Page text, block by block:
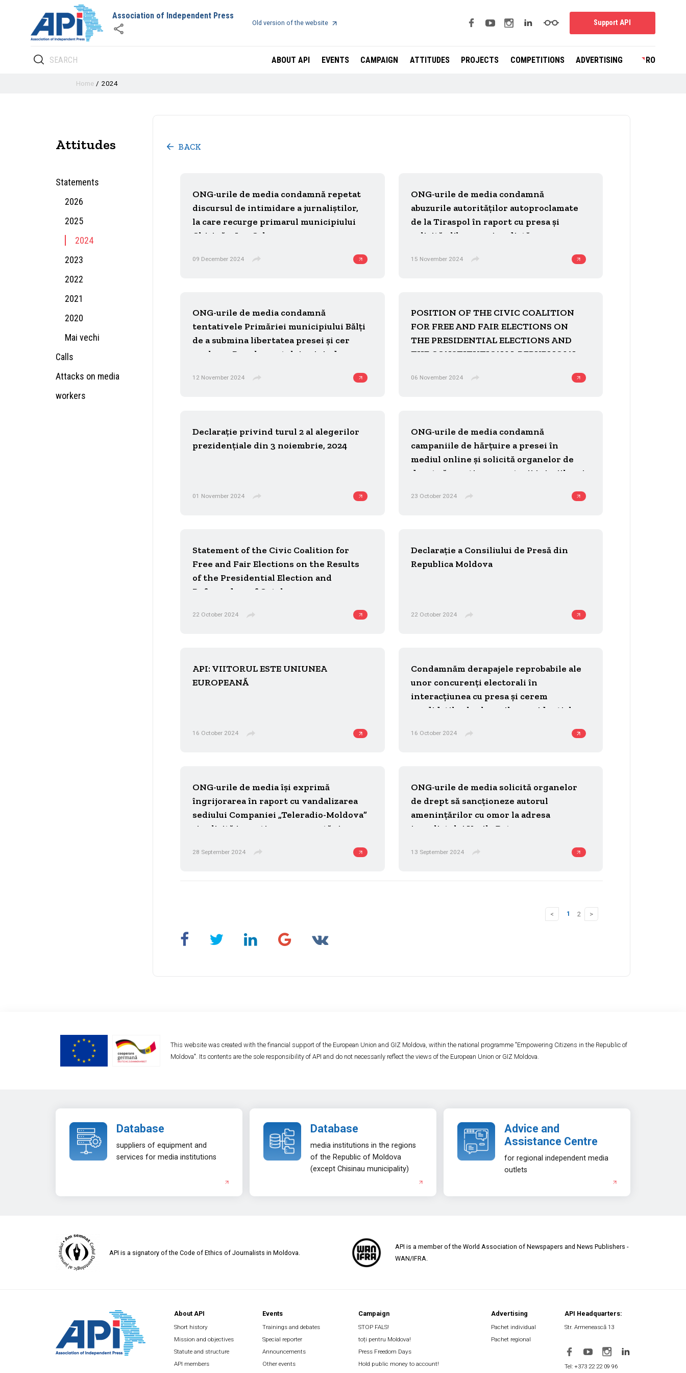
Association of Independent Press
Old version of the website Support API
ABOUT API EVENTS CAMPAIGN ATTITUDES PROJECTS COMPETITIONS ADVERTISING RO
Home 2024
Attitudes
Statements
2026
2025
2024
2023
2022
2021
2020
Mai vechi
Calls
Attacks on media
workers
BACK
ONG-urile de media condamnă repetat
discursul de intimidare a jurnaliștilor,
la care recurge primarul municipiului
Chișinău, Ion Ceban
09 December 2024
ONG-urile de media condamnă
abuzurile autorităților autoproclamate
de la Tiraspol în raport cu presa și
solicită eliberarea imediată a
Studio-L
15 November 2024
ONG-urile de media condamnă
tentativele Primăriei municipiului Bălți
de a submina libertatea presei și cer
anularea Regulamentului privind
reprezentanților mass-media
12 November 2024
POSITION OF THE CIVIC COALITION
FOR FREE AND FAIR ELECTIONS ON
THE PRESIDENTIAL ELECTIONS AND
THE CONSTITUTIONAL REPUBLICAN
06 November 2024
Declarație privind turul 2 al alegerilor
prezidențiale din 3 noiembrie, 2024
01 November 2024
ONG-urile de media condamnă
campaniile de hărțuire a presei în
mediul online și solicită organelor de
drept să sancționeze autorii injuriilor și
23 October 2024
Statement of the Civic Coalition for
Free and Fair Elections on the Results
of the Presidential Election and
Referendum of October 20, 2024
22 October 2024
Declarație a Consiliului de Presă din
Republica Moldova
22 October 2024
API: VIITORUL ESTE UNIUNEA
EUROPEANĂ
16 October 2024
Condamnăm derapajele reprobabile ale
unor concurenți electorali în
interacțiunea cu presa și cerem
candidaților la alegerile prezidențiale
cu jurnaliștii
16 October 2024
ONG-urile de media își exprimă
îngrijorarea în raport cu vandalizarea
sediului Companiei „Teleradio-Moldova”
și solicită investigarea promptă și
28 September 2024
ONG-urile de media solicită organelor
de drept să sancționeze autorul
amenințărilor cu omor la adresa
jurnalistului Vasile Botnaru
13 September 2024
1 2
This website was created with the financial support of the European Union and GIZ Moldova, within the national programme "Empowering Citizens in the Republic of
Moldova". Its contents are the sole responsibility of API and do not necessarily reflect the views of the European Union or GIZ Moldova.
Database
suppliers of equipment and
services for media institutions
Database
media institutions in the regions
of the Republic of Moldova
(except Chisinau municipality)
Advice and
Assistance Centre
for regional independent media
outlets
API is a signatory of the Code of Ethics of Journalists in Moldova.
API is a member of the World Association of Newspapers and News Publishers -
WAN/IFRA.
About API
Short history
Mission and objectives
Statute and structure
API members
Events
Trainings and debates
Special reporter
Announcements
Other events
Campaign
STOP FALS!
toți pentru Moldova!
Press Freedom Days
Hold public money to account!
Advertising
Pachet individual
Pachet regional
API Headquarters:
Str. Armenească 13
Tel: +373 22 22 09 96